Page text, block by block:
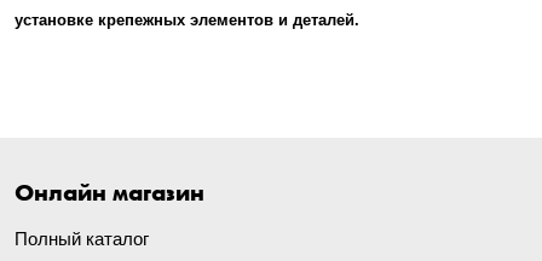
установке крепежных элементов и деталей.
Онлайн магазин
Полный каталог